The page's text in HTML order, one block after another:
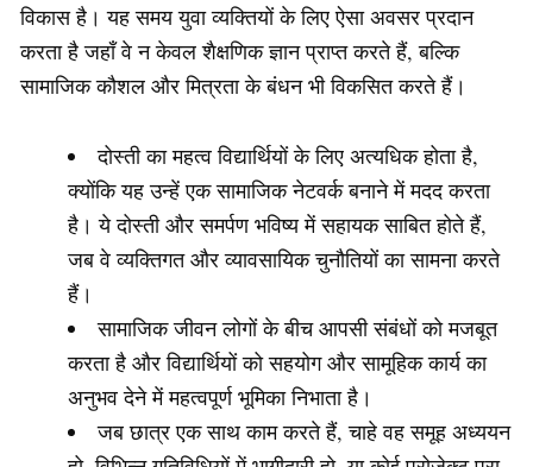
विकास है। यह समय युवा व्यक्तियों के लिए ऐसा अवसर प्रदान
करता है जहाँ वे न केवल शैक्षणिक ज्ञान प्राप्त करते हैं, बल्कि
सामाजिक कौशल और मित्रता के बंधन भी विकसित करते हैं।
दोस्ती का महत्व विद्यार्थियों के लिए अत्यधिक होता है,
क्योंकि यह उन्हें एक सामाजिक नेटवर्क बनाने में मदद करता
है। ये दोस्ती और समर्पण भविष्य में सहायक साबित होते हैं,
जब वे व्यक्तिगत और व्यावसायिक चुनौतियों का सामना करते
हैं।
सामाजिक जीवन लोगों के बीच आपसी संबंधों को मजबूत
करता है और विद्यार्थियों को सहयोग और सामूहिक कार्य का
अनुभव देने में महत्वपूर्ण भूमिका निभाता है।
जब छात्र एक साथ काम करते हैं, चाहे वह समूह अध्ययन